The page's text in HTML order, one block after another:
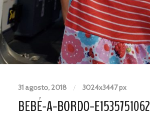
31 agosto, 2018 / 3024x3447 px
BEBÉ-A-BORDO-